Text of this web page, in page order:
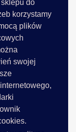
do
korzystamy
plików
swojej